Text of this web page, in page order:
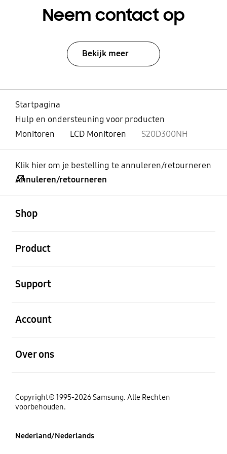
Neem contact op
Bekijk meer
Startpagina
Hulp en ondersteuning voor producten
Monitoren
LCD Monitoren S20D300NH
Klik hier om je bestelling te annuleren/retourneren
Annuleren/retourneren
Shop
Product
Support
Account
Over ons
Copyright© 1995-2026 Samsung. Alle Rechten
voorbehouden.
Nederland/Nederlands